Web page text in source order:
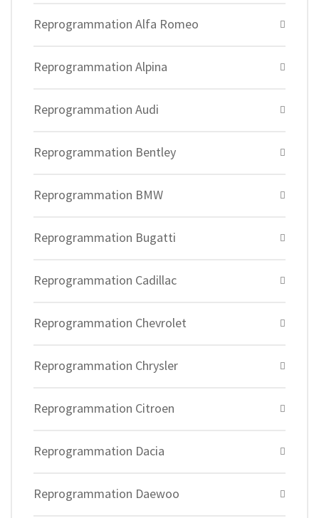
Reprogrammation Alfa Romeo
Reprogrammation Alpina
Reprogrammation Audi
Reprogrammation Bentley
Reprogrammation BMW
Reprogrammation Bugatti
Reprogrammation Cadillac
Reprogrammation Chevrolet
Reprogrammation Chrysler
Reprogrammation Citroen
Reprogrammation Dacia
Reprogrammation Daewoo